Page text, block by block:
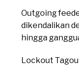
Outgoing
dikendalikan
hingga
Lockout